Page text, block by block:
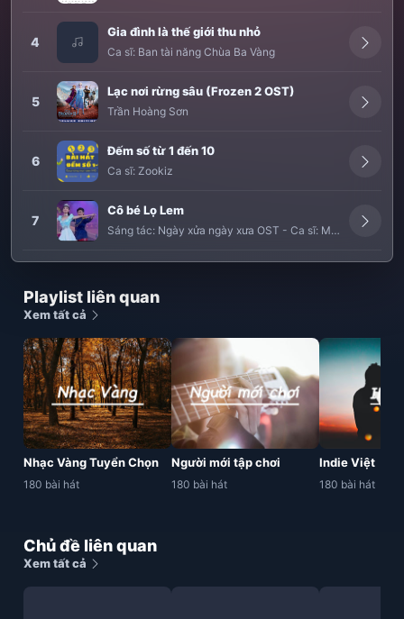
4
Gia đình là thế giới thu nhỏ
Ca sĩ: Ban tài năng Chùa Ba Vàng
5
Lạc nơi rừng sâu (Frozen 2 OST)
Trần Hoàng Sơn
6
Đếm số từ 1 đến 10
Ca sĩ: Zookiz
7
Cô bé Lọ Lem
Sáng tác: Ngày xửa ngày xưa OST - Ca sĩ: Mỹ Duyên
Playlist liên quan
Xem tất cả
Nhạc Vàng Tuyển Chọn
180 bài hát
Người mới tập chơi
180 bài hát
Indie Việt
180 bài hát
Chủ đề liên quan
Xem tất cả